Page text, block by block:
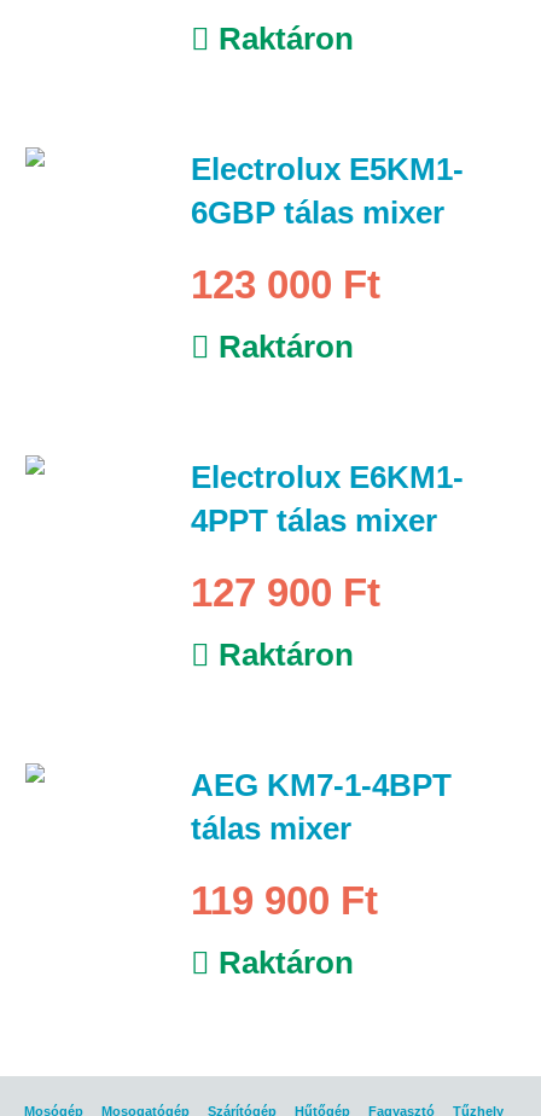
Raktáron
Electrolux E5KM1-
6GBP tálas mixer
123 000 Ft
Raktáron
Electrolux E6KM1-
4PPT tálas mixer
127 900 Ft
Raktáron
AEG KM7-1-4BPT
tálas mixer
119 900 Ft
Raktáron
Mosógép Mosogatógép Szárítógép Hűtőgép Fagyasztó Tűzhely